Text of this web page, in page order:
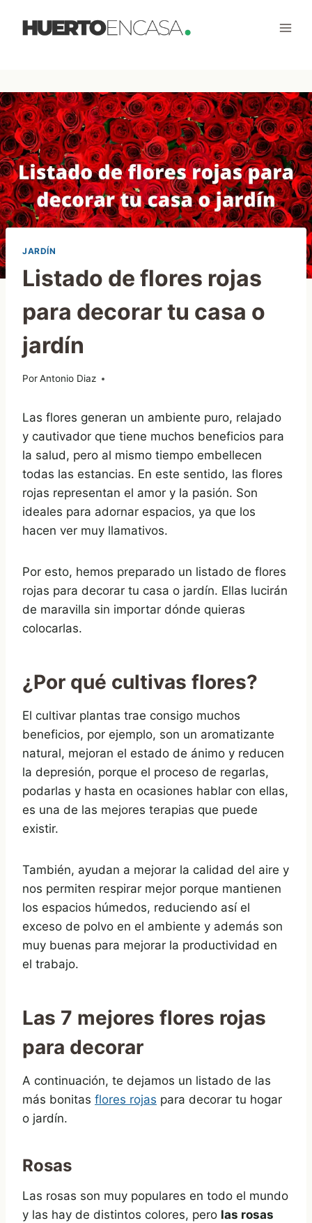
JARDÍN
Listado de flores rojas
para decorar tu casa o
jardín
PorAntonio Diaz
03/11/2021
Las flores generan un ambiente puro, relajado
y cautivador que tiene muchos beneficios para
la salud, pero al mismo tiempo embellecen
todas las estancias. En este sentido, las flores
rojas representan el amor y la pasión. Son
ideales para adornar espacios, ya que los
hacen ver muy llamativos.
Por esto, hemos preparado un listado de flores
rojas para decorar tu casa o jardín. Ellas lucirán
de maravilla sin importar dónde quieras
colocarlas.
¿Por qué cultivas flores?
El cultivar plantas trae consigo muchos
beneficios, por ejemplo, son un aromatizante
natural, mejoran el estado de ánimo y reducen
la depresión, porque el proceso de regarlas,
podarlas y hasta en ocasiones hablar con ellas,
es una de las mejores terapias que puede
existir.
También, ayudan a mejorar la calidad del aire y
nos permiten respirar mejor porque mantienen
los espacios húmedos, reduciendo así el
exceso de polvo en el ambiente y además son
muy buenas para mejorar la productividad en
el trabajo.
Las 7 mejores flores rojas
para decorar
A continuación, te dejamos un listado de las
más bonitas flores rojas para decorar tu hogar
o jardín.
Rosas
Las rosas son muy populares en todo el mundo
y las hay de distintos colores, pero las rosas